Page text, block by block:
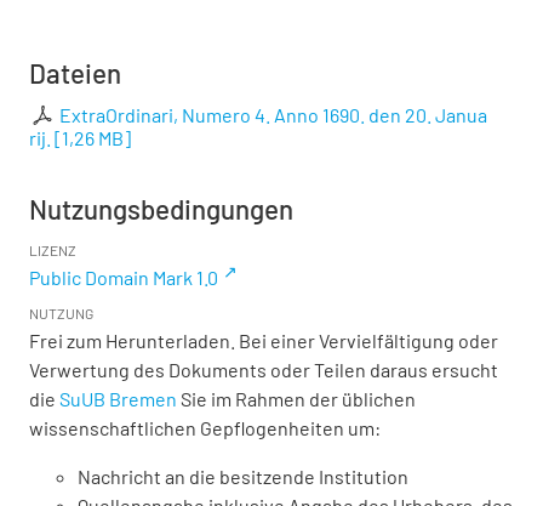
Dateien
ExtraOrdinari, Numero 4. Anno 1690. den 20. Janua
rij. [1,26 MB]
Nutzungsbedingungen
LIZENZ
Public Domain Mark 1.0
NUTZUNG
Frei zum Herunterladen. Bei einer Vervielfältigung oder
Verwertung des Dokuments oder Teilen daraus ersucht
die SuUB Bremen Sie im Rahmen der üblichen
wissenschaftlichen Gepflogenheiten um:
Nachricht an die besitzende Institution